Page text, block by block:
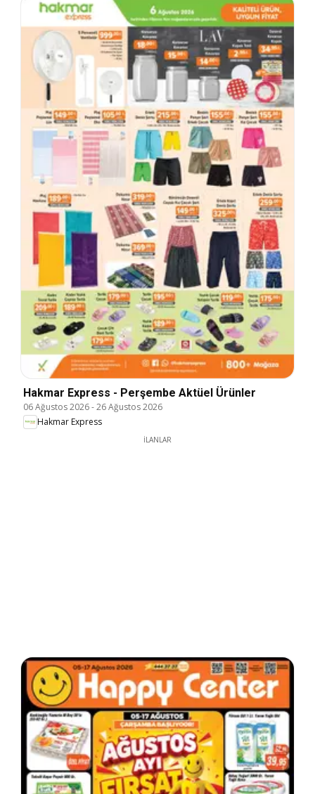
Hakmar Express - Perşembe Aktüel Ürünler
06 Ağustos 2026-26 Ağustos 2026
Hakmar Express
İLANLAR